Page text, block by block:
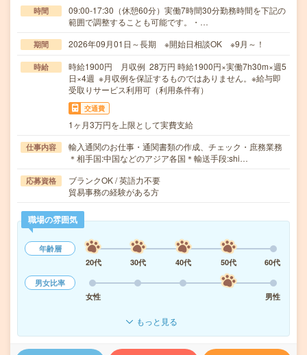
時間
09:00-17:30（休憩60分）実働7時間30分勤務時間を下記の
範囲で調整することも可能です。・…
期間 2026年09月01日～長期 ※開始日相談OK ※9月～！
時給
時給1900円 月収例 28万円 時給1900円×実働7h30m×週5
日×4週 ※月収例を保証するものではありません。※給与即
受取りサービス利用可（利用条件有）
交通費
1ヶ月3万円を上限として実費支給
仕事内容
輸入通関のお仕事・通関書類の作成、チェック・庶務業務
＊相手国:中国などのアジア各国＊輸送手段:shi…
応募資格
ブランクOK / 英語力不要
貿易事務の経験がある方
職場の雰囲気
年齢層
20代
30代 40代 50代
60代
男女比率
女性
男性
もっと見る